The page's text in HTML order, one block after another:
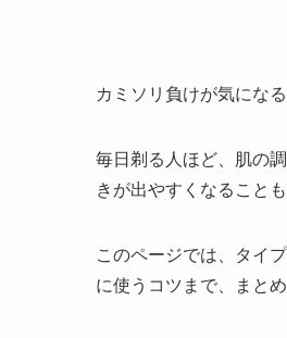
カミソリ負けが気にな
毎日剃る人ほど、肌の
きが出やすくなることも
このページでは、タイ
に使うコツまで、まと